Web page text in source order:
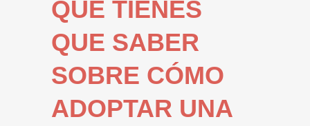
QUE TIENES
QUE SABER
SOBRE CÓMO
ADOPTAR UNA